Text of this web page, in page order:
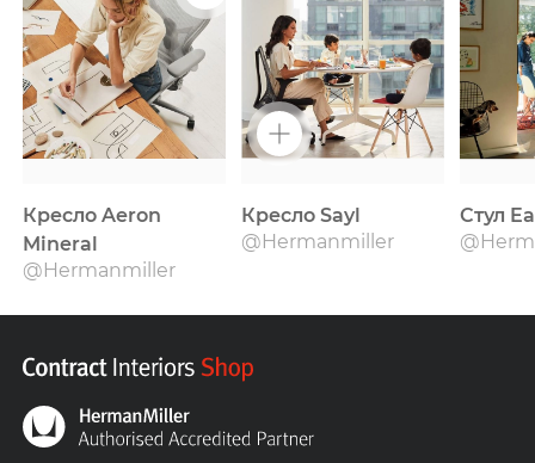
Кресло Aeron
Mineral
@Hermanmiller
Кресло Sayl
@Hermanmiller
Стул